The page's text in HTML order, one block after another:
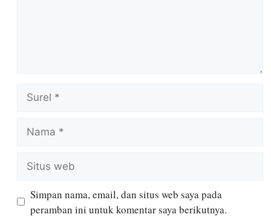
Simpan nama, email, dan situs web saya pada
peramban ini untuk komentar saya berikutnya.